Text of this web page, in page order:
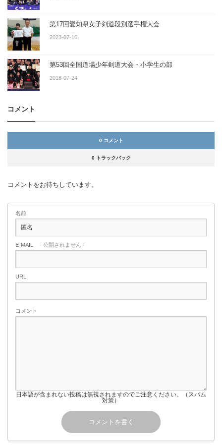
第17回愛知県女子剣道段別選手権大会
2023-07-16
第53回全国道場少年剣道大会・小学生の部
2018-07-24
コメント
0 コメント
0 トラックバック
コメントをお待ちしています。
名前
E-MAIL - 公開されません -
URL
コメント
日本語が含まれない投稿は無視されますのでご注意ください。（スパム
対策）